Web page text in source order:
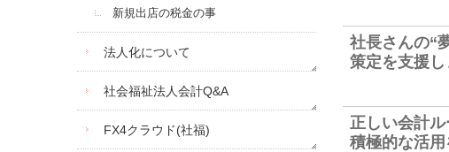
新規出店の税金の事
法人化について
社会福祉法人会計Q&A
FX4クラウド(社福)
社長さんの“
策定を支援し
正しい会計
積極的な活用